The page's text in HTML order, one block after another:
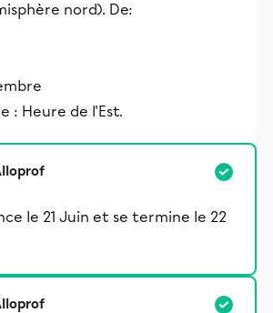
nord). De:
: Heure de l'Est.
le 21 Juin et se termine le 22